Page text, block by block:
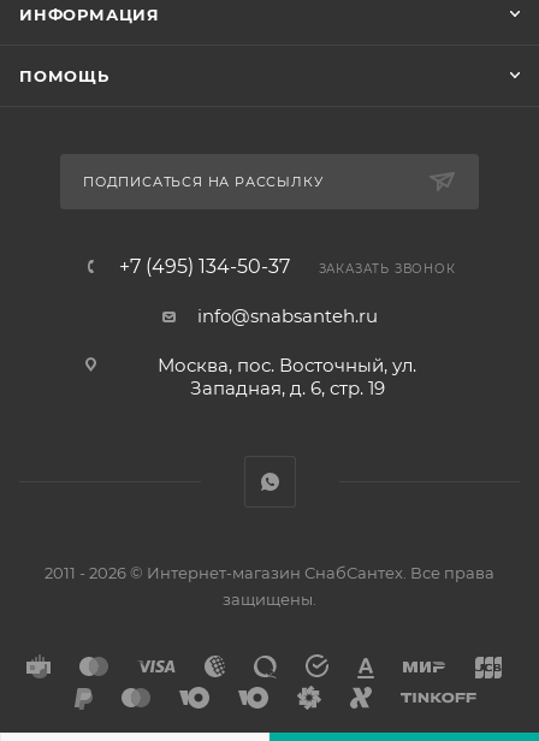
ИНФОРМАЦИЯ
ПОМОЩЬ
ПОДПИСАТЬСЯ НА РАССЫЛКУ
+7 (495) 134-50-37 ЗАКАЗАТЬ ЗВОНОК
info@snabsanteh.ru
Москва, пос. Восточный, ул.
Западная, д. 6, стр. 19
2011 - 2026 © Интернет-магазин СнабСантех. Все права
защищены.